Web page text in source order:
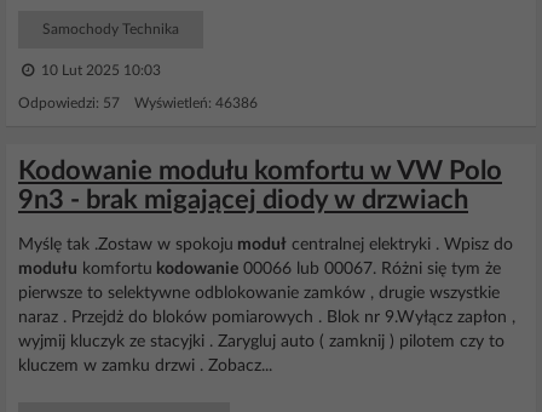
Samochody Technika
10 Lut 2025 10:03
Odpowiedzi: 57 Wyświetleń: 46386
Kodowanie modułu komfortu w VW Polo
9n3 - brak migającej diody w drzwiach
Myślę tak .Zostaw w spokoju moduł centralnej elektryki . Wpisz do
modułu komfortu kodowanie 00066 lub 00067. Różni się tym że
pierwsze to selektywne odblokowanie zamków , drugie wszystkie
naraz . Przejdż do bloków pomiarowych . Blok nr 9.Wyłącz zapłon ,
wyjmij kluczyk ze stacyjki . Zarygluj auto ( zamknij ) pilotem czy to
kluczem w zamku drzwi . Zobacz...